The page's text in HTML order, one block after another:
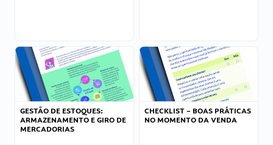
GESTÃO DE ESTOQUES:
ARMAZENAMENTO E GIRO DE
MERCADORIAS
CHECKLIST – BOAS PRÁTICAS
NO MOMENTO DA VENDA